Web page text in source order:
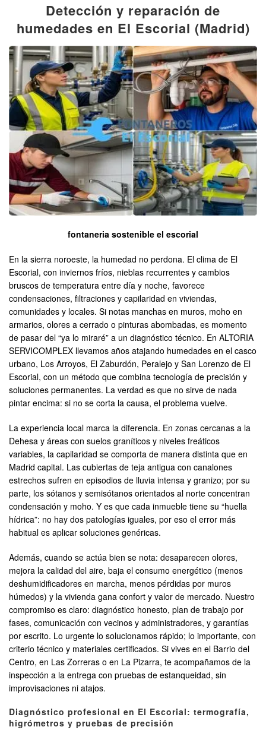
Detección y reparación de
humedades en El Escorial (Madrid)
fontaneria sostenible el escorial
En la sierra noroeste, la humedad no perdona. El clima de El
Escorial, con inviernos fríos, nieblas recurrentes y cambios
bruscos de temperatura entre día y noche, favorece
condensaciones, filtraciones y capilaridad en viviendas,
comunidades y locales. Si notas manchas en muros, moho en
armarios, olores a cerrado o pinturas abombadas, es momento
de pasar del “ya lo miraré” a un diagnóstico técnico. En ALTORIA
SERVICOMPLEX llevamos años atajando humedades en el casco
urbano, Los Arroyos, El Zaburdón, Peralejo y San Lorenzo de El
Escorial, con un método que combina tecnología de precisión y
soluciones permanentes. La verdad es que no sirve de nada
pintar encima: si no se corta la causa, el problema vuelve.
La experiencia local marca la diferencia. En zonas cercanas a la
Dehesa y áreas con suelos graníticos y niveles freáticos
variables, la capilaridad se comporta de manera distinta que en
Madrid capital. Las cubiertas de teja antigua con canalones
estrechos sufren en episodios de lluvia intensa y granizo; por su
parte, los sótanos y semisótanos orientados al norte concentran
condensación y moho. Y es que cada inmueble tiene su “huella
hídrica”: no hay dos patologías iguales, por eso el error más
habitual es aplicar soluciones genéricas.
Además, cuando se actúa bien se nota: desaparecen olores,
mejora la calidad del aire, baja el consumo energético (menos
deshumidificadores en marcha, menos pérdidas por muros
húmedos) y la vivienda gana confort y valor de mercado. Nuestro
compromiso es claro: diagnóstico honesto, plan de trabajo por
fases, comunicación con vecinos y administradores, y garantías
por escrito. Lo urgente lo solucionamos rápido; lo importante, con
criterio técnico y materiales certificados. Si vives en el Barrio del
Centro, en Las Zorreras o en La Pizarra, te acompañamos de la
inspección a la entrega con pruebas de estanqueidad, sin
improvisaciones ni atajos.
Diagnóstico profesional en El Escorial: termografía,
higrómetros y pruebas de precisión